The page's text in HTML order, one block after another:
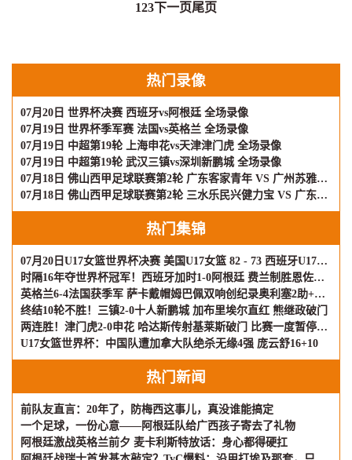
123下一页尾页
热门录像
07月20日 世界杯决赛 西班牙vs阿根廷 全场录像
07月19日 世界杯季军赛 法国vs英格兰 全场录像
07月19日 中超第19轮 上海申花vs天津津门虎 全场录像
07月19日 中超第19轮 武汉三镇vs深圳新鹏城 全场录像
07月18日 佛山西甲足球联赛第2轮 广东客家青年 VS 广州苏雅蔚雨堂 全场录像
07月18日 佛山西甲足球联赛第2轮 三水乐民兴健力宝 VS 广东飞马 全场录像
热门集锦
07月20日U17女篮世界杯决赛 美国U17女篮 82 - 73 西班牙U17女篮 集锦
时隔16年夺世界杯冠军！西班牙加时1-0阿根廷 费兰制胜恩佐染红
英格兰6-4法国获季军 萨卡戴帽姆巴佩双响创纪录奥利塞2助+失良机
终结10轮不胜！三镇2-0十人新鹏城 加布里埃尔直红 熊继政破门
两连胜！津门虎2-0申花 哈达斯传射基莱斯破门 比赛一度暂停1小时
U17女篮世界杯：中国队遭加拿大队绝杀无缘4强 庞云舒16+10
热门新闻
前队友直言：20年了，防梅西这事儿，真没谁能搞定
一个足球，一份心意——阿根廷队给广西孩子寄去了礼物
阿根廷激战英格兰前夕 麦卡利斯特放话：身心都得硬扛